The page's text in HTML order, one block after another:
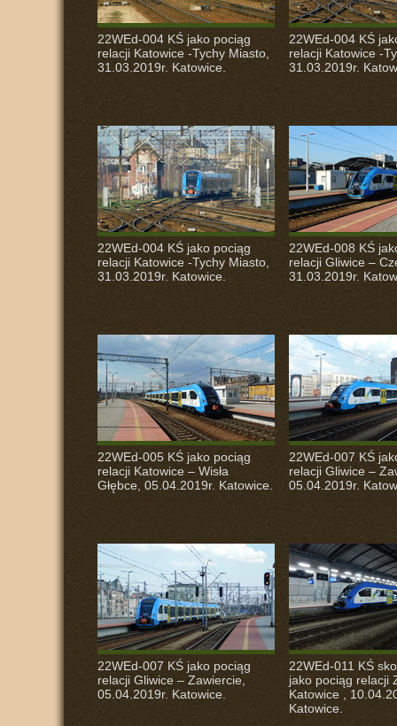
22WEd-004 KŚ jako pociąg
relacji Katowice -Tychy Miasto,
31.03.2019r. Katowice.
22WEd-004 KŚ
relacji Katowice -
31.03.2019r.
22WEd-004 KŚ jako pociąg
relacji Katowice -Tychy Miasto,
31.03.2019r. Katowice.
22WEd-008 KŚ
relacji Gliwice –
31.03.2019r.
22WEd-005 KŚ jako pociąg
relacji Katowice – Wisła
Głębce, 05.04.2019r. Katowice.
22WEd-007 KŚ
relacji Gliwice –
05.04.2019r.
22WEd-007 KŚ jako pociąg
relacji Gliwice – Zawiercie,
05.04.2019r. Katowice.
22WEd-011 KŚ
jako pociąg relacji
Katowice ,
Katowice.